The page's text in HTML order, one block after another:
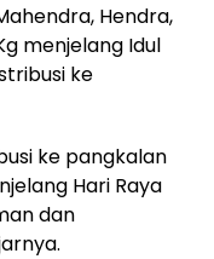
Hendra,
menjelang Idul
ke
ke pangkalan
Hari Raya
dan